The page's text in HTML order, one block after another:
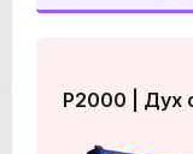
P2000 | Дух